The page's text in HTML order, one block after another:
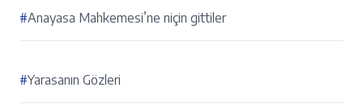
#Anayasa Mahkemesi’ne niçin gittiler
#Yarasanın Gözleri